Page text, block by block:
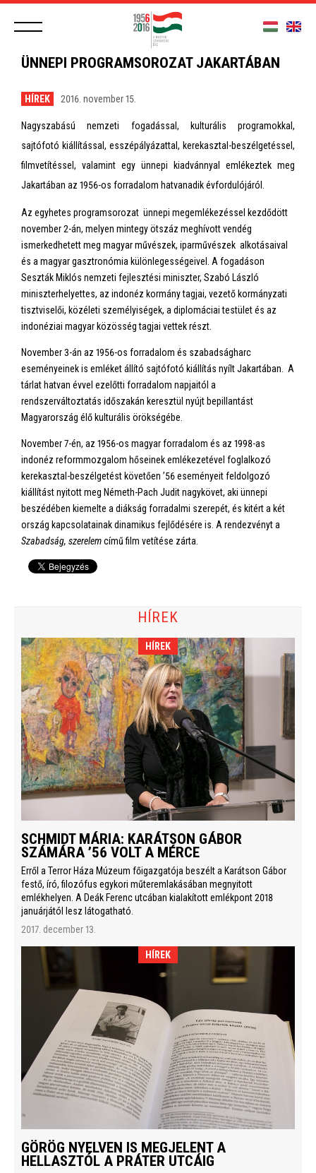
ÜNNEPI PROGRAMSOROZAT JAKARTÁBAN
HÍREK 2016. november 15.
Nagyszabású nemzeti fogadással, kulturális programokkal,
sajtófotó kiállítással, esszépályázattal, kerekasztal-beszélgetéssel,
filmvetítéssel, valamint egy ünnepi kiadvánnyal emlékeztek meg
Jakartában az 1956-os forradalom hatvanadik évfordulójáról.
Az egyhetes programsorozat ünnepi megemlékezéssel kezdődött
november 2-án, melyen mintegy ötszáz meghívott vendég
ismerkedhetett meg magyar művészek, iparművészek alkotásaival
és a magyar gasztronómia különlegességeivel. A fogadáson
Seszták Miklós nemzeti fejlesztési miniszter, Szabó László
miniszterhelyettes, az indonéz kormány tagjai, vezető kormányzati
tisztviselői, közéleti személyiségek, a diplomáciai testület és az
indonéziai magyar közösség tagjai vettek részt.
November 3-án az 1956-os forradalom és szabadságharc
eseményeinek is emléket állító sajtófotó kiállítás nyílt Jakartában. A
tárlat hatvan évvel ezelőtti forradalom napjaitól a
rendszerváltoztatás időszakán keresztül nyújt bepillantást
Magyarország élő kulturális örökségébe.
November 7-én, az 1956-os magyar forradalom és az 1998-as
indonéz reformmozgalom hőseinek emlékezetével foglalkozó
kerekasztal-beszélgetést követően ’56 eseményeit feldolgozó
kiállítást nyitott meg Németh-Pach Judit nagykövet, aki ünnepi
beszédében kiemelte a diákság forradalmi szerepét, és kitért a két
ország kapcsolatainak dinamikus fejlődésére is. A rendezvényt a
Szabadság, szerelemcímű film vetítése zárta.
HÍREK
HÍREK
SCHMIDT MÁRIA: KARÁTSON GÁBOR
SZÁMÁRA ’56 VOLT A MÉRCE
Erről a Terror Háza Múzeum főigazgatója beszélt a Karátson Gábor
festő, író, filozófus egykori műteremlakásában megnyitott
emlékhelyen. A Deák Ferenc utcában kialakított emlékpont 2018
januárjától lesz látogatható.
2017. december 13.
HÍREK
GÖRÖG NYELVEN IS MEGJELENT A
HELLASZTÓL A PRÁTER UTCÁIG